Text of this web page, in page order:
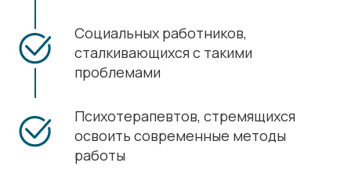
Социальных работников,
сталкивающихся с такими
проблемами
Психотерапевтов, стремящихся
освоить современные методы
работы